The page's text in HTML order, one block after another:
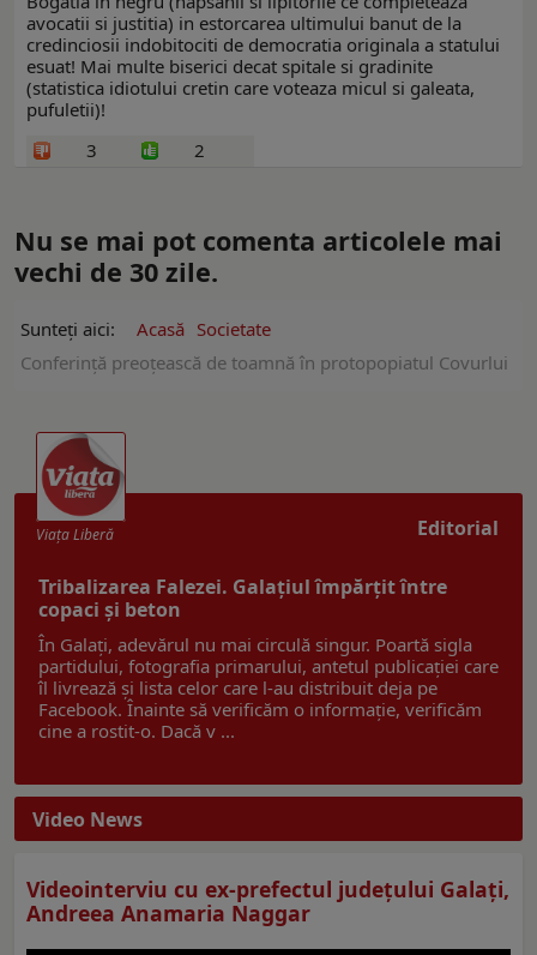
avocatii si justitia) in estorcarea ultimului banut de la
credinciosii indobitociti de democratia originala a statului
esuat! Mai multe biserici decat spitale si gradinite
(statistica idiotului cretin care voteaza micul si galeata,
pufuletii)!
3
2
Nu se mai pot comenta articolele mai
vechi de 30 zile.
Sunteți aici: Acasă Societate
Conferință preoțească de toamnă în protopopiatul Covurlui
Editorial
Viaţa Liberă
Tribalizarea Falezei. Galațiul împărțit între
copaci și beton
În Galați, adevărul nu mai circulă singur. Poartă sigla
partidului, fotografia primarului, antetul publicației care
îl livrează și lista celor care l-au distribuit deja pe
Facebook. Înainte să verificăm o informație, verificăm
cine a rostit-o. Dacă v ...
Video News
Videointerviu cu ex-prefectul judeţului Galaţi,
Andreea Anamaria Naggar